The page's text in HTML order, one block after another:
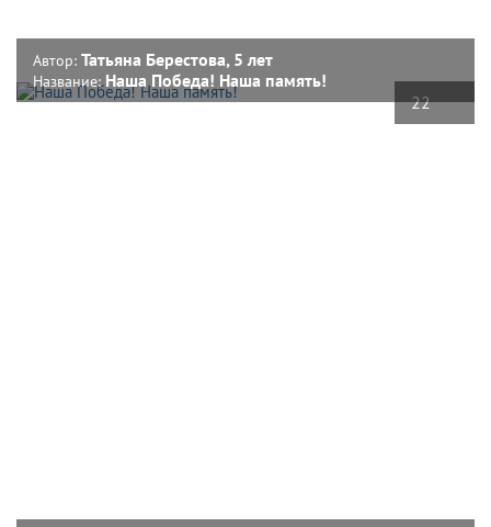
22
Автор: Татьяна Берестова, 5 лет
Название:Наша Победа! Наша память!